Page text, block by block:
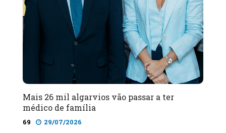
Mais 26 mil algarvios vão passar a ter
médico de família
69 29/07/2026